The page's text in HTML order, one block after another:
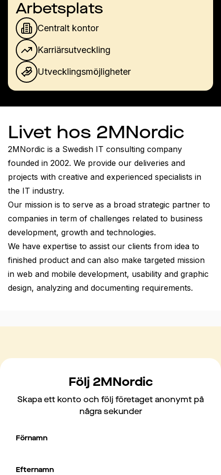
Arbetsplats
Centralt kontor
Karriärsutveckling
Utvecklingsmöjligheter
Livet hos 2MNordic
2MNordic is a Swedish IT consulting company
founded in 2002. We provide our deliveries and
projects with creative and experienced specialists in
the IT industry.
Our mission is to serve as a broad strategic partner to
companies in term of challenges related to business
development, growth and technologies.
We have expertise to assist our clients from idea to
finished product and can also make targeted mission
in web and mobile development, usability and graphic
design, analyzing and documenting requirements.
Följ 2MNordic
Skapa ett konto och följ företaget anonymt på
några sekunder
Förnamn
Efternamn